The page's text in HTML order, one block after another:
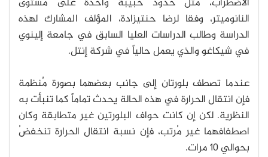
النانوميتر، وفقا لرضا حنتيزادة، المؤلف المشارك لهذه
الدراسة وطالب الدراسات العليا السابق في جامعة إلينوي
في شيكاغو والذي يعمل حالياً في شركة إنتل.
عندما تصطف بلورتان إلى جانب بعضهما بصورة مُنظمة
فإن انتقال الحرارة في هذه الحالة يحدث تماماً كما تنبأت به
النظرية. لكن إن كانت حواف البلورتين غير متطابقة وكان
اصطفافهما غير مُرتب، فإن نسبة انتقال الحرارة تنخفضُ
بحوالي 10 مرات.